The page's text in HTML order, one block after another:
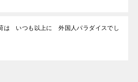
は いつも以上に 外国人パラダイスでし